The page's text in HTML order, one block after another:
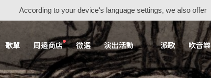
According to your device's language settings, we also offer
歌單 周邊商店 徵選 演出活動 派歌 吹音樂